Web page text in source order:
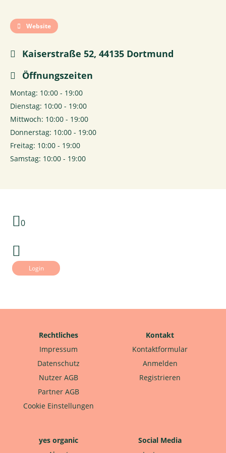
Website
Kaiserstraße 52, 44135 Dortmund
Öffnungszeiten
Montag: 10:00 - 19:00
Dienstag: 10:00 - 19:00
Mittwoch: 10:00 - 19:00
Donnerstag: 10:00 - 19:00
Freitag: 10:00 - 19:00
Samstag: 10:00 - 19:00
0
Login
Rechtliches
Impressum
Datenschutz
Nutzer AGB
Partner AGB
Cookie Einstellungen
Kontakt
Kontaktformular
Anmelden
Registrieren
yes organic
Social Media